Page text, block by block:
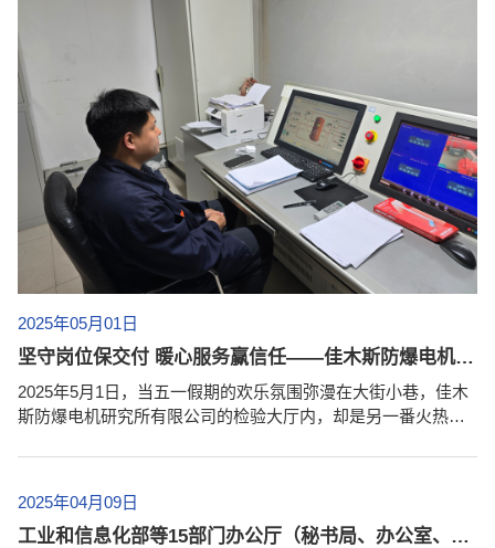
入工作，为单位发展贡献力量。...
2025年05月01日
坚守岗位保交付 暖心服务赢信任——佳木斯防爆电机研究所有限公司五一假期服务客户纪实
2025年5月1日，当五一假期的欢乐氛围弥漫在大街小巷，佳木
斯防爆电机研究所有限公司的检验大厅内，却是另一番火热景
验员付永鹏的电脑屏幕上，防爆检测系统的实时数据正不断跳
动。“这套系统能精准捕捉电机防爆性能的每一个参数，确保检
2025年04月09日
工业和信息化部等15部门办公厅（秘书局、办公室、综合司）关于促进中小企业提升合规意识加强合规管理的指导意见